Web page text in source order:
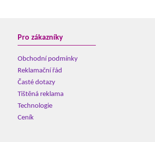
Pro zákazníky
Obchodní podmínky
Reklamační řád
Časté dotazy
Tištěná reklama
Technologie
Ceník